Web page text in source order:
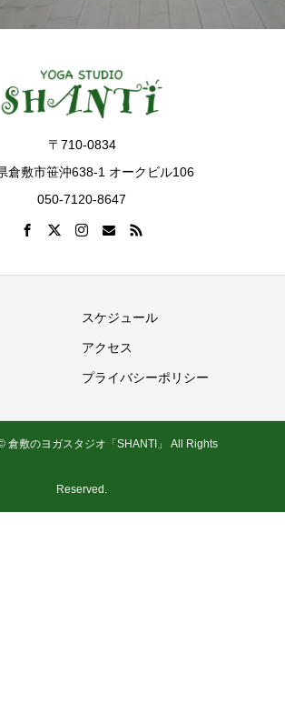
〒710-0834
倉敷市笹沖638-1 オークビル106
050-7120-8647
スケジュール
アクセス
プライバシーポリシー
倉敷のヨガスタジオ「SHANTI」 All Rights
Reserved.